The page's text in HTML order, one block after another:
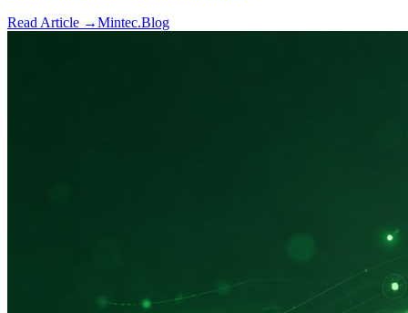
Read Article →Mintec.Blog